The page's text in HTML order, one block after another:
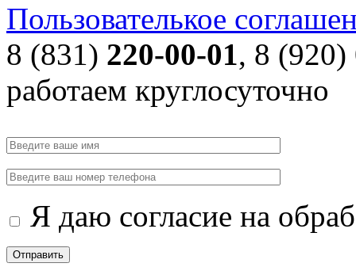
Пользователькое
8 (831) 220-00-01, 8 (920)
работаем круглосуточно
Я даю согласие на